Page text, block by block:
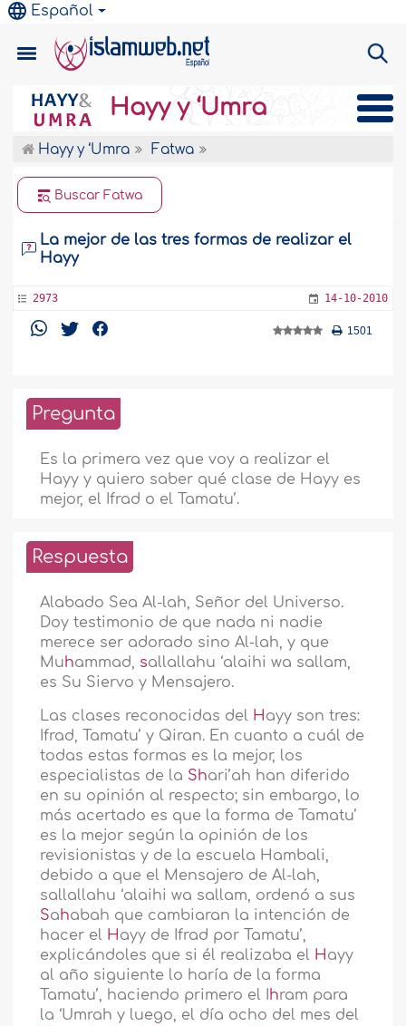
Español
Hayy y ‘Umra
Hayy y ‘Umra Fatwa
Buscar Fatwa
La mejor de las tres formas de realizar el
Hayy
2973 14-10-2010
1501
Pregunta
Es la primera vez que voy a realizar el
Hayy y quiero saber qué clase de Hayy es
mejor, el Ifrad o el Tamatu’.
Respuesta
Alabado Sea Al-lah, Señor del Universo.
Doy testimonio de que nada ni nadie
merece ser adorado sino Al-lah, y que
Muhammad, sallallahu ‘alaihi wa sallam,
es Su Siervo y Mensajero.
Las clases reconocidas del Hayy son tres:
Ifrad, Tamatu’ y Qiran. En cuanto a cuál de
todas estas formas es la mejor, los
especialistas de la Shari’ah han diferido
en su opinión al respecto; sin embargo, lo
más acertado es que la forma de Tamatu’
es la mejor según la opinión de los
revisionistas y de la escuela Hambali,
debido a que el Mensajero de Al-lah,
sallallahu ‘alaihi wa sallam, ordenó a sus
Sahabah que cambiaran la intención de
hacer el Hayy de Ifrad por Tamatu’,
explicándoles que si él realizaba el Hayy
al año siguiente lo haría de la forma
Tamatu’, haciendo primero el I hram para
la ‘Umrah y luego, el día ocho del mes del